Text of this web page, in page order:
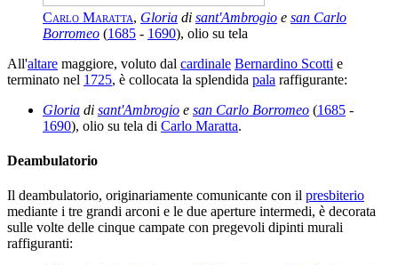
Carlo Maratta, Gloria di sant'Ambrogio e san Carlo
Borromeo (1685 - 1690), olio su tela
All'altare maggiore, voluto dal cardinale Bernardino Scotti e
terminato nel 1725, è collocata la splendida pala raffigurante:
Gloria di sant'Ambrogio e san Carlo Borromeo (1685 -
1690), olio su tela di Carlo Maratta.
Deambulatorio
Il deambulatorio, originariamente comunicante con il presbiterio
mediante i tre grandi arconi e le due aperture intermedi, è decorata
sulle volte delle cinque campate con pregevoli dipinti murali
raffiguranti: